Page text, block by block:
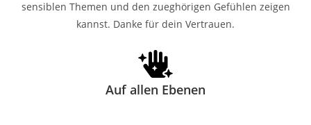
sensiblen Themen und den zueghörigen Gefühlen zeigen
kannst. Danke für dein Vertrauen.
Auf allen Ebenen